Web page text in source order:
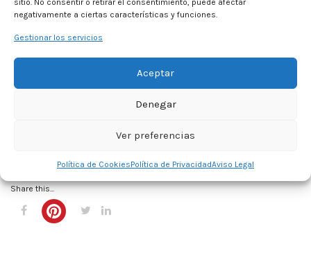
negativamente a ciertas características y funciones.
Gestionar los servicios
Aceptar
Denegar
Ver preferencias
Política de CookiesPolítica de PrivacidadAviso Legal
Las características organolépticas de estos quesos son:
: Untuosa, fundente, pasta fina agradable
Share this...